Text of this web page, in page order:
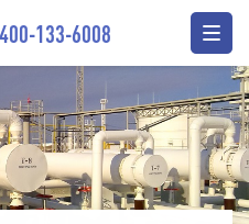
400-133-6008